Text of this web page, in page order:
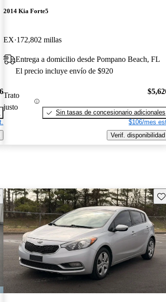
2014 Kia Forte5
EX 172,802 millas
Entrega a domicilio desde Pompano Beach, FL
El precio incluye envío de $920
Trato
justo
Sin tasas de concesionario adicionales
$106/mes
Verif. disponibilidad
este Aviso